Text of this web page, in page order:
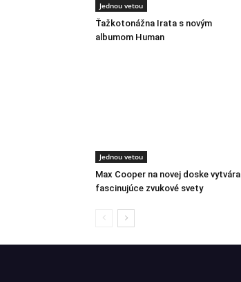
Jednou vetou
Ťažkotonážna Irata s novým
albumom Human
Jednou vetou
Max Cooper na novej doske vytvára
fascinujúce zvukové svety